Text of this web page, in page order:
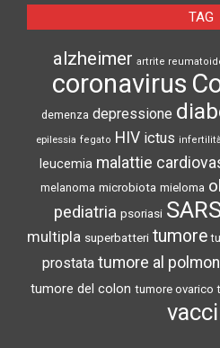
TAG
alzheimer artrite
coronavirus
demenza depressione
epilessia fegato HIV ictus infertilità
leucemia malattie
melanoma microbiota mieloma
pediatria psoriasi
multipla superbatteri tumore
prostata tumore al
tumore del colon tumore ovarico